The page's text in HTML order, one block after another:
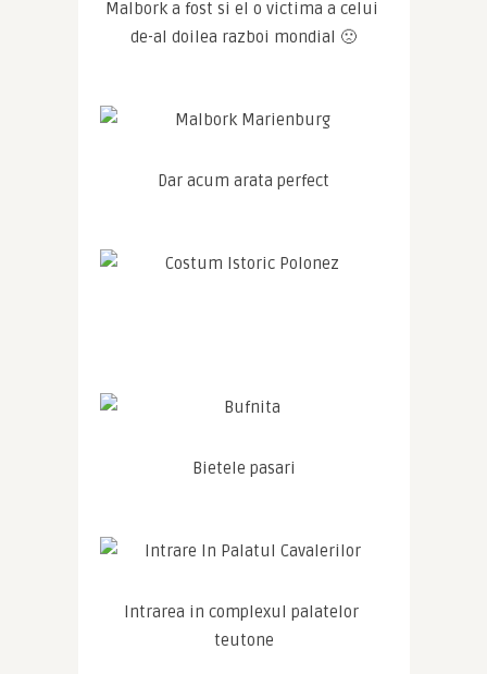
Malbork a fost si el o victima a celui
de-al doilea razboi mondial 🙁
Dar acum arata perfect
Bietele pasari
Intrarea in complexul palatelor
teutone